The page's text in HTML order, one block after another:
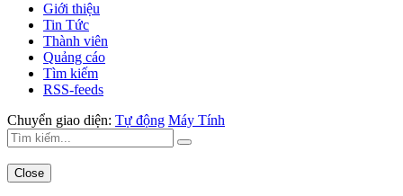
Giới thiệu
Tin Tức
Thành viên
Quảng cáo
Tìm kiếm
RSS-feeds
Chuyển giao diện: Tự động Máy Tính
Close